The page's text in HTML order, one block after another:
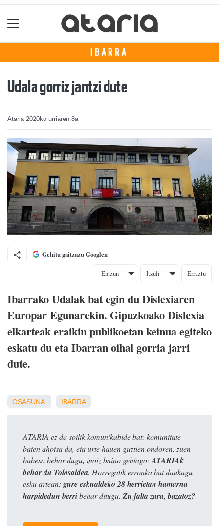
IBARRA
Udala gorriz jantzi dute
Ataria 2020ko urriaren 8a
Gehitu gaitzazu Googlen
Entzun Itzuli Erraztu
Ibarrako Udalak bat egin du Dislexiaren
Europar Egunarekin. Gipuzkoako Dislexia
elkarteak eraikin publikoetan keinua egiteko
eskatu du eta Ibarran oihal gorria jarri
dute.
OSASUNA IBARRA
ATARIA ez da soilik komunikabide bat: komunitate
baten ahotsa da, eta urte hauen guztien ondoren, zuen
babesa behar dugu, inoiz baino gehiago: ATARIAk
behar du Tolosaldea. Horregatik erronka bat daukagu
esku artean: gure eskualdeko 28 herrietan hamarna
harpidedun berribehar ditugu. Zu falta zara, bazatoz?